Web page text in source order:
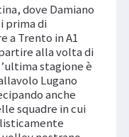
dove Damiano
prima di
a Trento in A1
alla volta di
stagione è
Lugano
anche
squadre in cui